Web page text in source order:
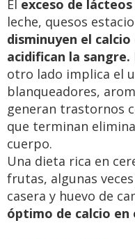
El exceso de
leche, quesos
disminuyen el
acidifican la sangre.
otro lado implica el
blanqueadores,
generan trastornos
que terminan
cuerpo.
Una dieta rica en
frutas, algunas
casera y huevo de
óptimo de calcio en